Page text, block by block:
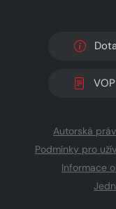
VOP
Autorská
Podmínky pro
Informace